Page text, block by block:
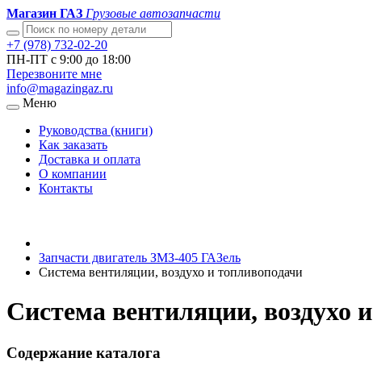
Магазин ГАЗ Грузовые автозапчасти
+7 (978) 732-02-20
ПН-ПТ с 9:00 до 18:00
Перезвоните мне
info@magazingaz.ru
Меню
Руководства (книги)
Как заказать
Доставка и оплата
О компании
Контакты
Запчасти двигатель ЗМЗ-405 ГАЗель
Система вентиляции, воздухо и топливоподачи
Система вентиляции, воздухо
Содержание каталога